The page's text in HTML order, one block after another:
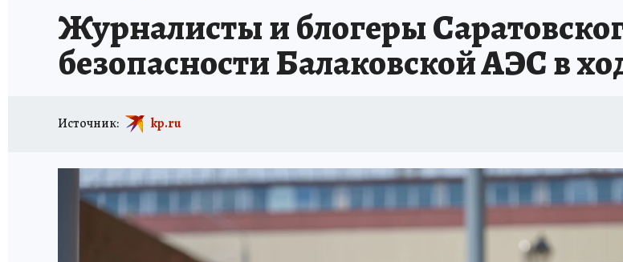
Журналисты и блогеры
безопасности Балаковской АЭС в
Источник: kp.ru